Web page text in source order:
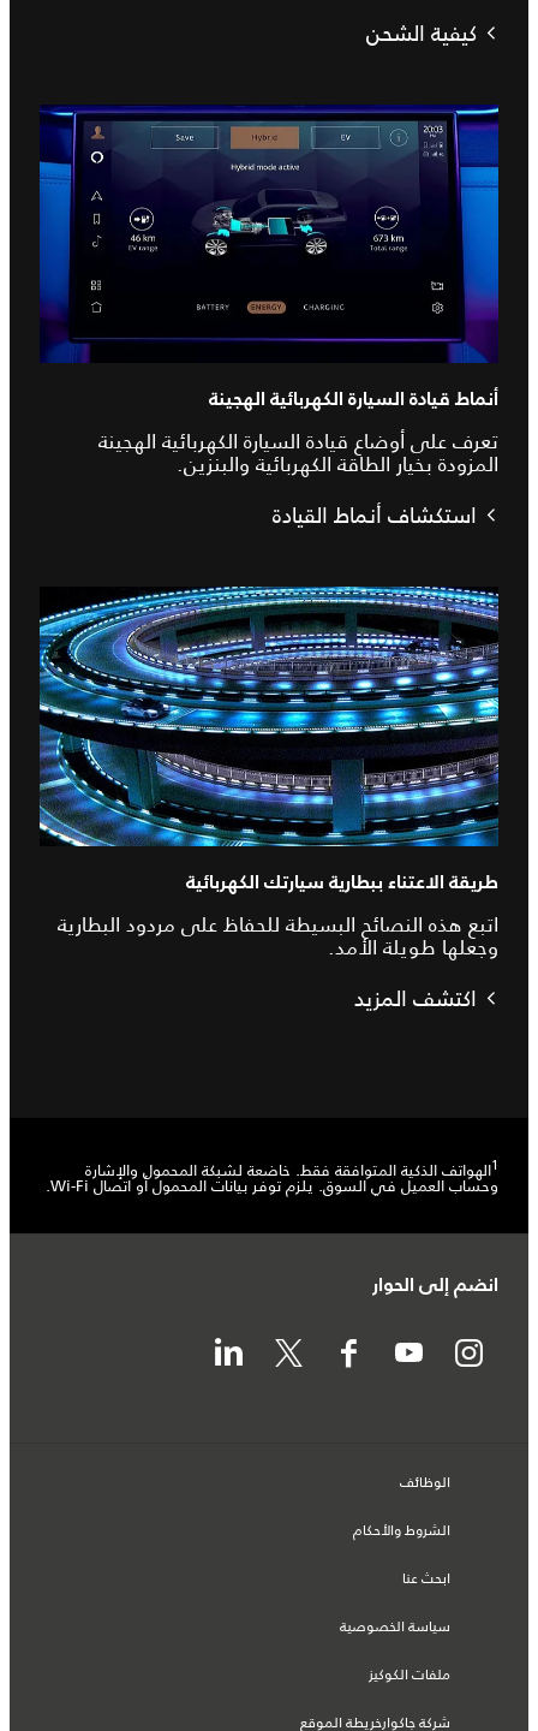
كيفية الشحن
أنماط قيادة السيارة الكهربائية الهجينة
تعرف على أوضاع قيادة السيارة الكهربائية الهجينة
المزودة بخيار الطاقة الكهربائية والبنزين.
استكشاف أنماط القيادة
طريقة الاعتناء ببطارية سيارتك الكهربائية
اتبع هذه النصائح البسيطة للحفاظ على مردود البطارية
وجعلها طويلة الأمد.
اكتشف المزيد
1الهواتف الذكية المتوافقة فقط. خاضعة لشبكة المحمول والإشارة
وحساب العميل في السوق. يلزم توفر بيانات المحمول أو اتصال Wi-Fi.
انضم إلى الحوار
الوظائف
الشروط والأحكام
ابحث عنا
سياسة الخصوصية
ملفات الكوكيز
شركة جاكوارخريطة الموقع